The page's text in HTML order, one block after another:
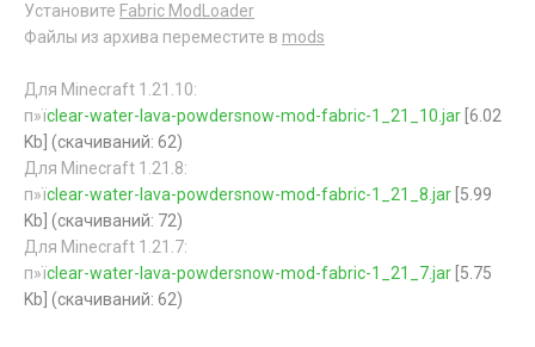
Установите Fabric ModLoader
Файлы из архива переместите в mods
Для Minecraft 1.21.10:
п»їclear-water-lava-powdersnow-mod-fabric-1_21_10.jar [6.02
Kb] (cкачиваний: 62)
Для Minecraft 1.21.8:
п»їclear-water-lava-powdersnow-mod-fabric-1_21_8.jar [5.99
Kb] (cкачиваний: 72)
Для Minecraft 1.21.7:
п»їclear-water-lava-powdersnow-mod-fabric-1_21_7.jar [5.75
Kb] (cкачиваний: 62)